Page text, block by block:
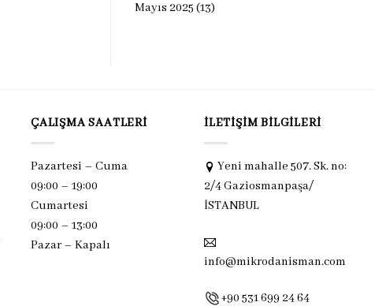
Mayıs 2025 (13)
ÇALIŞMA SAATLERI
Pazartesi – Cuma
09:00 – 19:00
Cumartesi
09:00 – 13:00
Pazar – Kapalı
İLETIŞIM BILGILERI
Yeni mahalle 507. Sk. no:
2/4 Gaziosmanpaşa/
İSTANBUL
info@mikrodanisman.com
+90 531 699 24 64